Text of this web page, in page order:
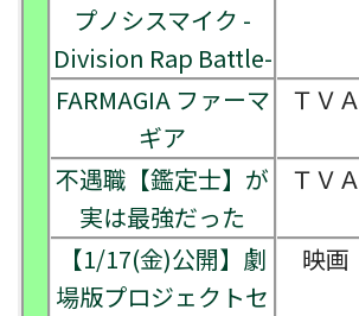
プノシスマイク -
Division Rap Battle-
FARMAGIA ファーマ
ギア
ＴＶＡ
不遇職【鑑定士】が
実は最強だった
ＴＶＡ
【1/17(金)公開】劇
場版プロジェクトセ
映画